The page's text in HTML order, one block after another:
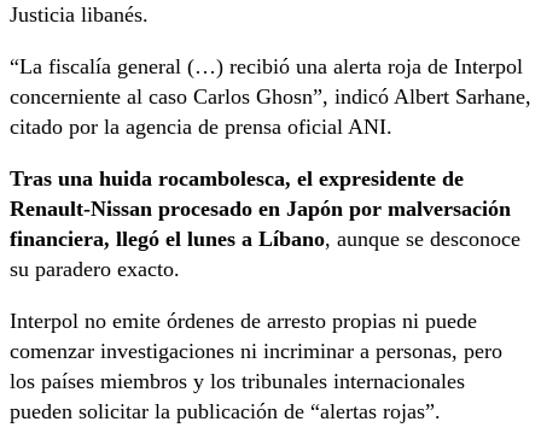
Justicia libanés.
“La fiscalía general (…) recibió una alerta roja de Interpol
concerniente al caso Carlos Ghosn”, indicó Albert Sarhane,
citado por la agencia de prensa oficial ANI.
Tras una huida rocambolesca, el expresidente de
Renault-Nissan procesado en Japón por malversación
financiera, llegó el lunes a Líbano, aunque se desconoce
su paradero exacto.
Interpol no emite órdenes de arresto propias ni puede
comenzar investigaciones ni incriminar a personas, pero
los países miembros y los tribunales internacionales
pueden solicitar la publicación de “alertas rojas”.